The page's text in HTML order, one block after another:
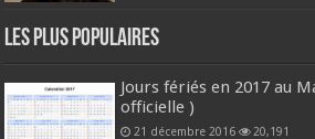
Les plus populaires
Jours fériés en 2017 au
officielle )
21 décembre 2016 20,191